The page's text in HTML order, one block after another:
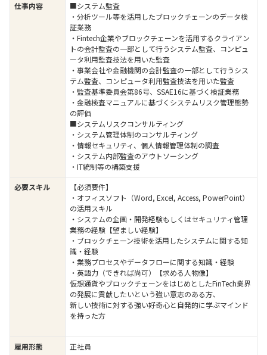
仕事内容
■システム監査
・分析ツール等を活用したブロックチェーンのデータ検
証業務
・Fintech企業やブロックチェーンを活用するクライアン
トの会計監査の一部として行うシステム監査、コンピュ
ータ利用監査技法を用いた監査
・事業会社や金融機関の会計監査の一部として行うシス
テム監査、コンピュータ利用監査技法を用いた監査
・監査基準委員会第86号、SSAE16に基づく検証業務
・金融検査マニュアルに基づくシステムリスク管理態勢
の評価
■システムリスクコンサルティング
・システム管理体制のコンサルティング
・情報セキュリティ、個人情報管理体制の調査
・システム内部監査のアウトソーシング
・IT統制等の構築支援
必要スキル
【必須要件】
・オフィスソフト（Word, Excel, Access, PowerPoint）
の活用スキル
・システムの企画・開発経験もしくはセキュリティ管理
業務の経験【望ましい経験】
・ブロックチェーン技術を活用したシステムに関する知
識・経験
・業務プロセスやデータフローに関する知識・経験
・英語力（できれば尚可）【求める人物像】
仮想通貨やブロックチェーンをはじめとしたFinTech業界
の発展に貢献したいという強い意志のある方、
新しい技術に対する強い好奇心と自発的に学ぶマインド
を持った方
雇用形態
正社員